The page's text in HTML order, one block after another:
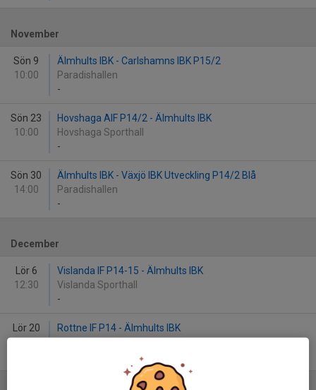
November
Sön 9
10:00
Älmhults IBK - Carlshamns IBK P15/2
Paradishallen
-
Sön 23
10:00
Hovshaga AIF P14/2 - Älmhults IBK
Hovshaga Sporthall
-
Sön 30
14:00
Älmhults IBK - Växjö IBK Utveckling P14/2 Blå
Paradishallen
-
December
Lör 6
12:30
Vislanda IF P14-15 - Älmhults IBK
Vislanda Sporthall
-
Lör 20
Rottne IF P14 - Älmhults IBK